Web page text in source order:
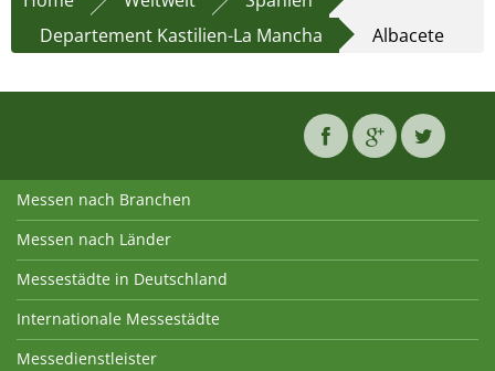
Departement Kastilien-La Mancha
Albacete
Messen nach Branchen
Messen nach Länder
Messestädte in Deutschland
Internationale Messestädte
Messedienstleister